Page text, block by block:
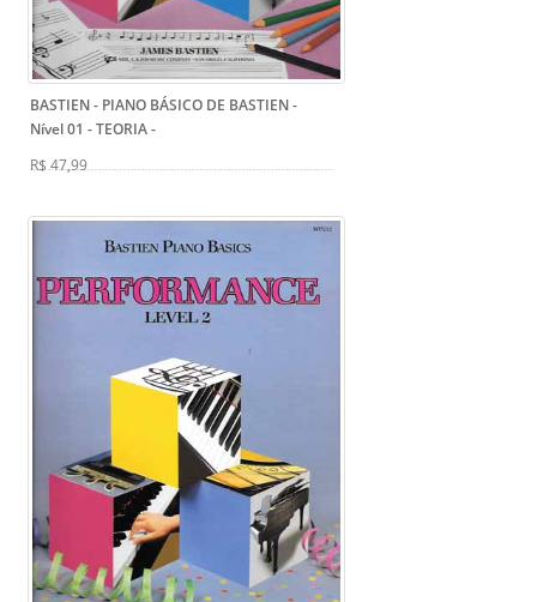
BASTIEN - PIANO BÁSICO DE BASTIEN -
Nível 01 - TEORIA-
R$ 47,99